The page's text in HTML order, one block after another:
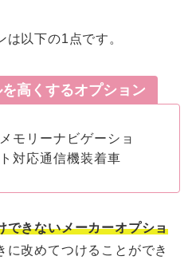
は以下の1点です。
高くするオプション
モリーナビゲーショ
対応通信機装着車
できないメーカーオプショ
に改めてつけることができ